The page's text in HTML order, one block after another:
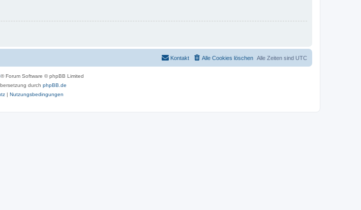
Alle Zeiten sind UTC
Alle Cookies löschen
Kontakt
® Forum Software © phpBB Limited
durch phpBB.de
| Nutzungsbedingungen